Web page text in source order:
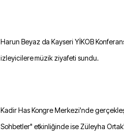
Harun Beyaz da Kayseri YİKOB
izleyicilere müzik ziyafeti sundu.
Kadir Has Kongre Merkezi'nde
Sohbetler" etkinliğinde ise Züleyha